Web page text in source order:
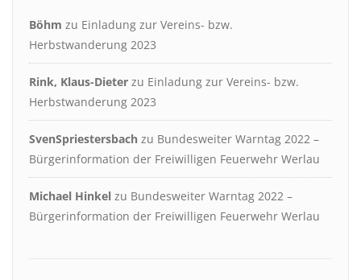
Böhm zu Einladung zur Vereins- bzw.
Herbstwanderung 2023
Rink, Klaus-Dieter zu Einladung zur Vereins- bzw.
Herbstwanderung 2023
SvenSpriestersbach zu Bundesweiter Warntag 2022 –
Bürgerinformation der Freiwilligen Feuerwehr Werlau
Michael Hinkel zu Bundesweiter Warntag 2022 –
Bürgerinformation der Freiwilligen Feuerwehr Werlau